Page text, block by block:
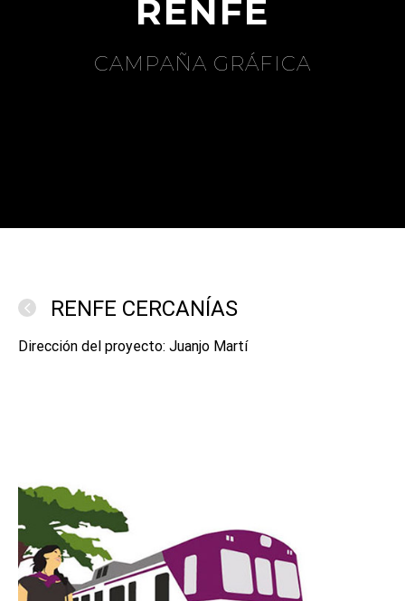
RENFE
CAMPAÑA GRÁFICA
RENFE CERCANÍAS
Dirección del proyecto: Juanjo Martí